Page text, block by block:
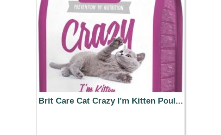
Brit Care Cat Crazy I'm Kitten Poul...